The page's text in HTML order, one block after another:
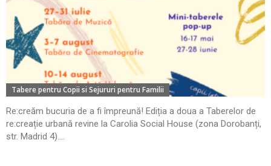
Tabere pentru Copii si Sejururi pentru Familii
Re:creăm bucuria de a fi împreună! Ediția a doua a Taberelor de
re:creație urbană revine la Carolia Social House (zona Dorobanți,
str. Madrid 4)....